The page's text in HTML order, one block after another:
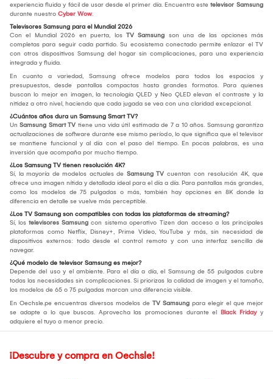
experiencia fluida y fácil de usar desde el primer día. Encuentra este televisor Samsung
durante nuestro Cyber Wow.
Televisores Samsung para el Mundial 2026
Con el Mundial 2026 en puerta, los TV Samsung son una de las opciones más
completas para seguir cada partido. Su ecosistema conectado permite enlazar el TV
con otros dispositivos Samsung del hogar sin complicaciones, para una experiencia
integrada y fluida.
En cuanto a variedad, Samsung ofrece modelos para todos los espacios y
presupuestos, desde pantallas compactas hasta grandes formatos. Para quienes
buscan lo mejor en imagen, la tecnología QLED y Neo QLED elevan el contraste y la
nitidez a otro nivel, haciendo que cada jugada se vea con una claridad excepcional.
¿Cuántos años dura un Samsung Smart TV?
Un Samsung Smart TV tiene una vida útil estimada de 7 a 10 años. Samsung garantiza
actualizaciones de software durante ese mismo período, lo que significa que el televisor
se mantiene funcional y al día con el paso del tiempo. En pocas palabras, es una
inversión que acompaña por mucho tiempo.
¿Los Samsung TV tienen resolución 4K?
Sí, la mayoría de modelos actuales de Samsung TV cuentan con resolución 4K, que
ofrece una imagen nítida y detallada ideal para el día a día. Para pantallas más grandes,
como los modelos de 75 pulgadas o más, también hay opciones en 8K donde la
diferencia en detalle se vuelve más perceptible.
¿Los TV Samsung son compatibles con todas las plataformas de streaming?
Sí, los televisores Samsung con sistema operativo Tizen dan acceso a las principales
plataformas como Netflix, Disney+, Prime Video, YouTube y más, sin necesidad de
dispositivos externos: todo desde el control remoto y con una interfaz sencilla de
navegar.
¿Qué modelo de televisor Samsung es mejor?
Depende del uso y el ambiente. Para el día a día, el Samsung de 55 pulgadas cubre
todas las necesidades sin complicaciones. Si priorizas la calidad de imagen y el tamaño,
los modelos de 65 o 75 pulgadas marcan una diferencia visible.
En Oechsle.pe encuentras diversos modelos de TV Samsung para elegir el que mejor
se adapte a lo que buscas. Aprovecha las promociones durante el Black Fridayy
adquiere el tuyo a menor precio.
¡Descubre y compra en Oechsle!